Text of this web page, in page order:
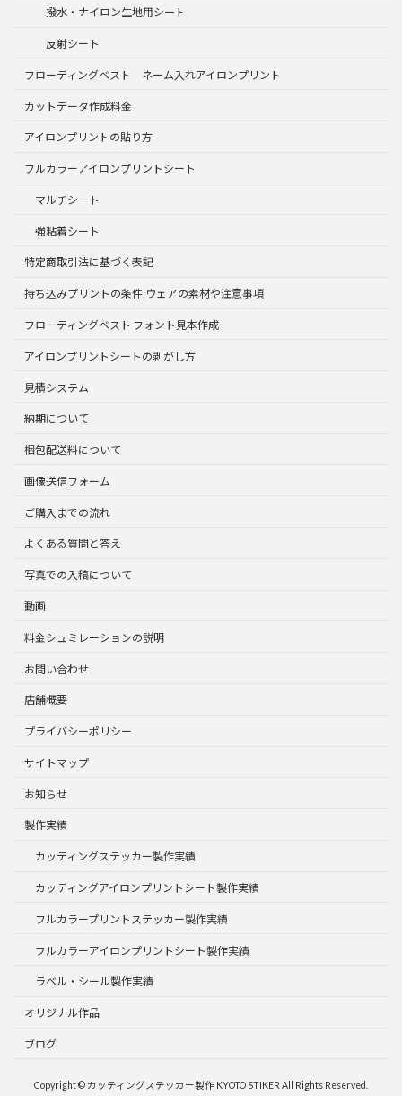
撥水・ナイロン生地用シート
反射シート
フローティングベスト ネーム入れアイロンプリント
カットデータ作成料金
アイロンプリントの貼り方
フルカラーアイロンプリントシート
マルチシート
強粘着シート
特定商取引法に基づく表記
持ち込みプリントの条件:ウェアの素材や注意事項
フローティングベスト フォント見本作成
アイロンプリントシートの剥がし方
見積システム
納期について
梱包配送料について
画像送信フォーム
ご購入までの流れ
よくある質問と答え
写真での入稿について
動画
料金シュミレーションの説明
お問い合わせ
店舗概要
プライバシーポリシー
サイトマップ
お知らせ
製作実績
カッティングステッカー製作実績
カッティングアイロンプリントシート製作実績
フルカラープリントステッカー製作実績
フルカラーアイロンプリントシート製作実績
ラベル・シール製作実績
オリジナル作品
ブログ
Copyright © カッティングステッカー製作 KYOTO STIKER All Rights Reserved.